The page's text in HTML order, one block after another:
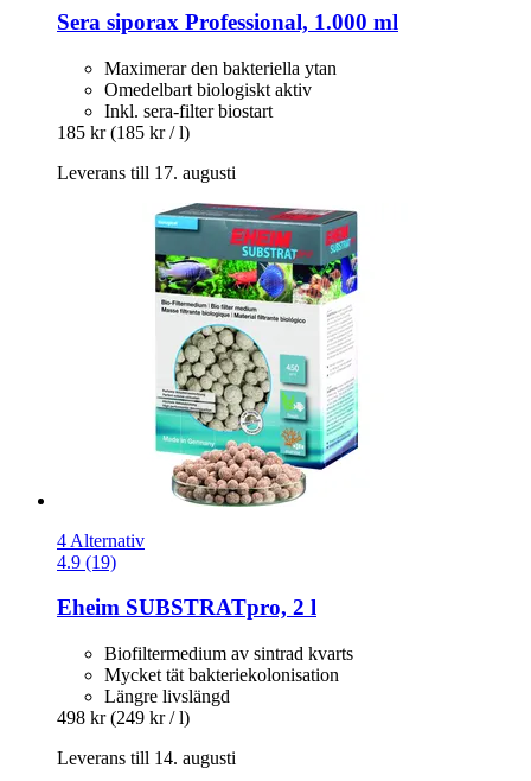
Sera siporax Professional, 1.000 ml
Maximerar den bakteriella ytan
Omedelbart biologiskt aktiv
Inkl. sera-filter biostart
185 kr (185 kr / l)
Leverans till 17. augusti
4 Alternativ
4.9 (19)
Eheim SUBSTRATpro, 2 l
Biofiltermedium av sintrad kvarts
Mycket tät bakteriekolonisation
Längre livslängd
498 kr (249 kr / l)
Leverans till 14. augusti